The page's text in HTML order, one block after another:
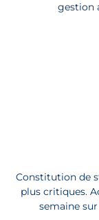
gestion
Constitution de
plus critiques.
semaine